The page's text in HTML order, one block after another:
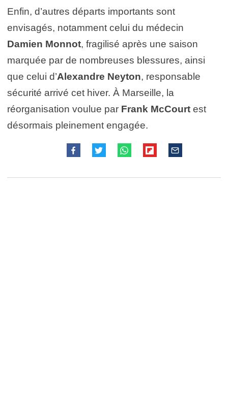
Enfin, d’autres départs importants sont
envisagés, notamment celui du médecin
Damien Monnot, fragilisé après une saison
marquée par de nombreuses blessures, ainsi
que celui d’Alexandre Neyton, responsable
sécurité arrivé cet hiver. À Marseille, la
réorganisation voulue par Frank McCourt est
désormais pleinement engagée.